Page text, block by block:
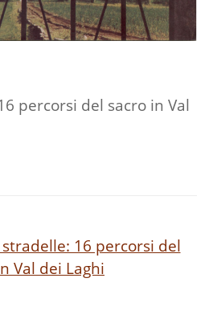
percorsi del sacro in Val
16 percorsi del
Val dei Laghi